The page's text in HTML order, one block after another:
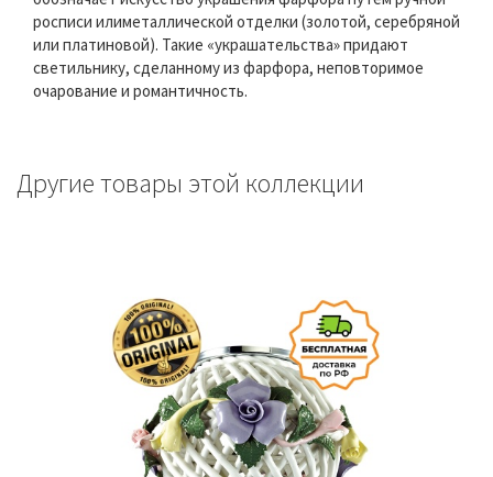
росписи илиметаллической отделки (золотой, серебряной
или платиновой). Такие «украшательства» придают
светильнику, сделанному из фарфора, неповторимое
очарование и романтичность.
Другие товары этой коллекции